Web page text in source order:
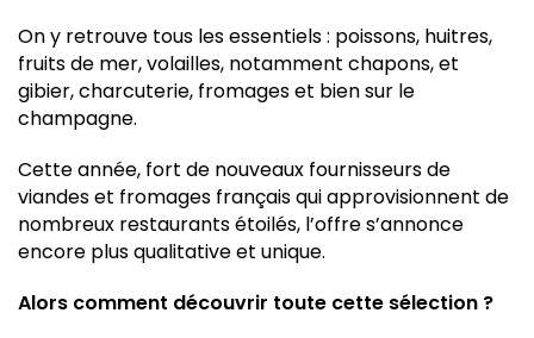
On y retrouve tous les essentiels : poissons, huitres,
fruits de mer, volailles, notamment chapons, et
gibier, charcuterie, fromages et bien sur le
champagne.
Cette année, fort de nouveaux fournisseurs de
viandes et fromages français qui approvisionnent de
nombreux restaurants étoilés, l’offre s’annonce
encore plus qualitative et unique.
Alors comment découvrir toute cette sélection ?